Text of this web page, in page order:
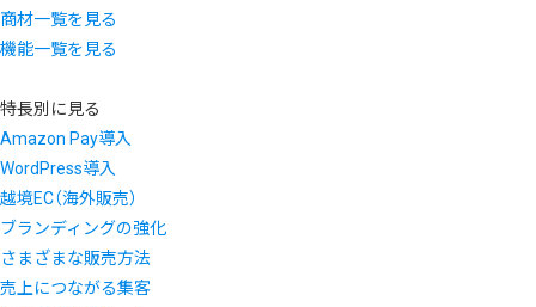
商材一覧を見る
機能一覧を見る
特長別に見る
Amazon Pay導入
WordPress導入
越境EC（海外販売）
ブランディングの強化
さまざまな販売方法
売上につながる集客